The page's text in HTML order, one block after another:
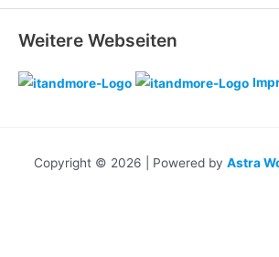
relaxtWeitere Webseiten
Copyright © 2026 | Powered by Astra